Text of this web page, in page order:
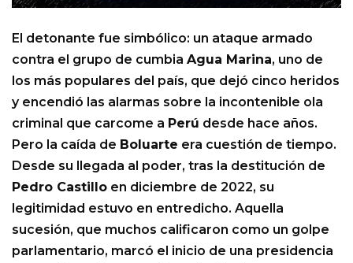
El detonante fue simbólico: un ataque armado
contra el grupo de cumbia Agua Marina, uno de
los más populares del país, que dejó cinco heridos
y encendió las alarmas sobre la incontenible ola
criminal que carcome a Perú desde hace años.
Pero la caída de Boluarte era cuestión de tiempo.
Desde su llegada al poder, tras la destitución de
Pedro Castillo en diciembre de 2022, su
legitimidad estuvo en entredicho. Aquella
sucesión, que muchos calificaron como un golpe
parlamentario, marcó el inicio de una presidencia